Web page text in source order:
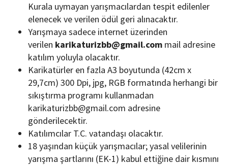
Kurala uymayan yarışmacılardan tespit edilenler
elenecek ve verilen ödül geri alınacaktır.
Yarışmaya sadece internet üzerinden
verilen karikaturizbb@gmail.com mail adresine
katılım yoluyla olacaktır.
Karikatürler en fazla A3 boyutunda (42cm x
29,7cm) 300 Dpi, jpg, RGB formatında herhangi bir
sıkıştırma programı kullanmadan
karikaturizbb@gmail.com adresine
gönderilecektir.
Katılımcılar T.C. vatandaşı olacaktır.
18 yaşından küçük yarışmacılar; yasal velilerinin
yarışma şartlarını (EK-1) kabul ettiğine dair kısmını